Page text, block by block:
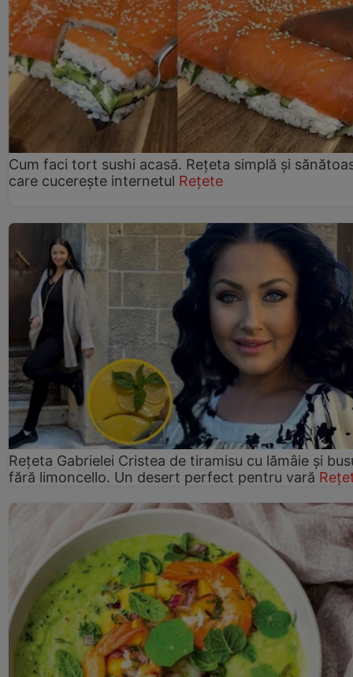
Cum faci tort sushi acasă. Rețeta simplă și
care cucerește internetul Rețete
Rețeta Gabrielei Cristea de tiramisu cu lămâie și
fără limoncello. Un desert perfect pentru vară